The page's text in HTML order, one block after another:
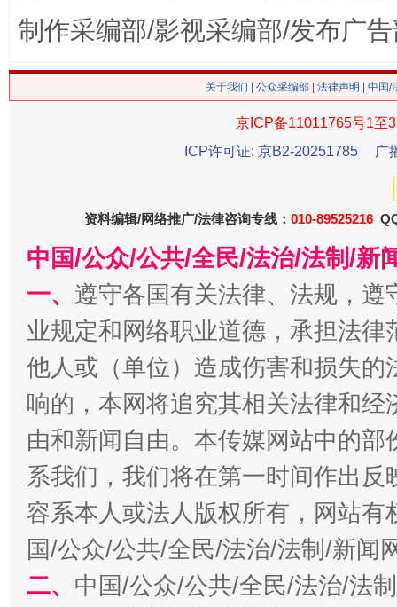
漫山遍野的桃花与雪山、麦地、白藏房 除
网上购药对药下症？
制作采编部/影视采编部/发布广
关于我们 公众采编部 法律声明 | 中国
京ICP备11011765号1至
ICP许可证: 京B2-20251785
广
资料编辑/网络推广/法律咨询专线： 010-89525216
中国/公众/公共/全民/法治/法制/新
一、 遵守各国有关法律、法规，
业规定和网络职业道德，承担法
他人或（单位）造成伤害和损失
响的，本网将追究其相关法律和
由和新闻自由。本传媒网站中的
系我们，我们将在第一时间作出
容系本人或法人版权所有，网站
国/公众/公共/全民/法治/法制/新闻
二、 中国/公众/公共/全民/法治/法